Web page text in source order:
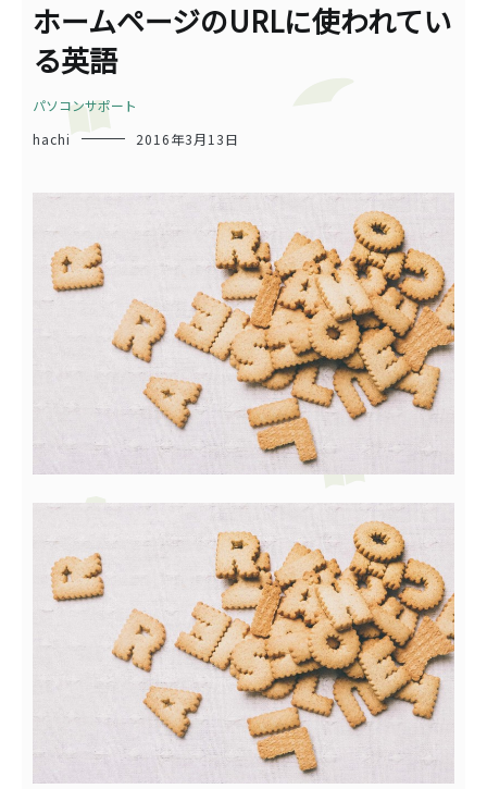
ホームページのURLに使われてい
る英語
パソコンサポート
hachi
2016年3月13日